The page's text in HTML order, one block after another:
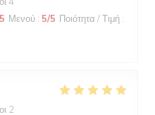
Μενού : 5/5 Ποιότητα / Τιμή :
2